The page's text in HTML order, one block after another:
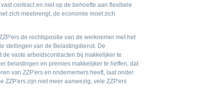
contract en niet op de behoefte aan flexibele
zich meebrengt, de economie moet zich
de rechtspositie van de werknemer met het
stellingen van de Belastingdienst. De
vaste arbeidscontracten bij makkelijker te
belastingen en premies makkelijker te heffen, dat
van ZZP'ers en ondernemers heeft, laat onder
ZZP'ers zijn niet meer aanwezig, vele ZZP'ers